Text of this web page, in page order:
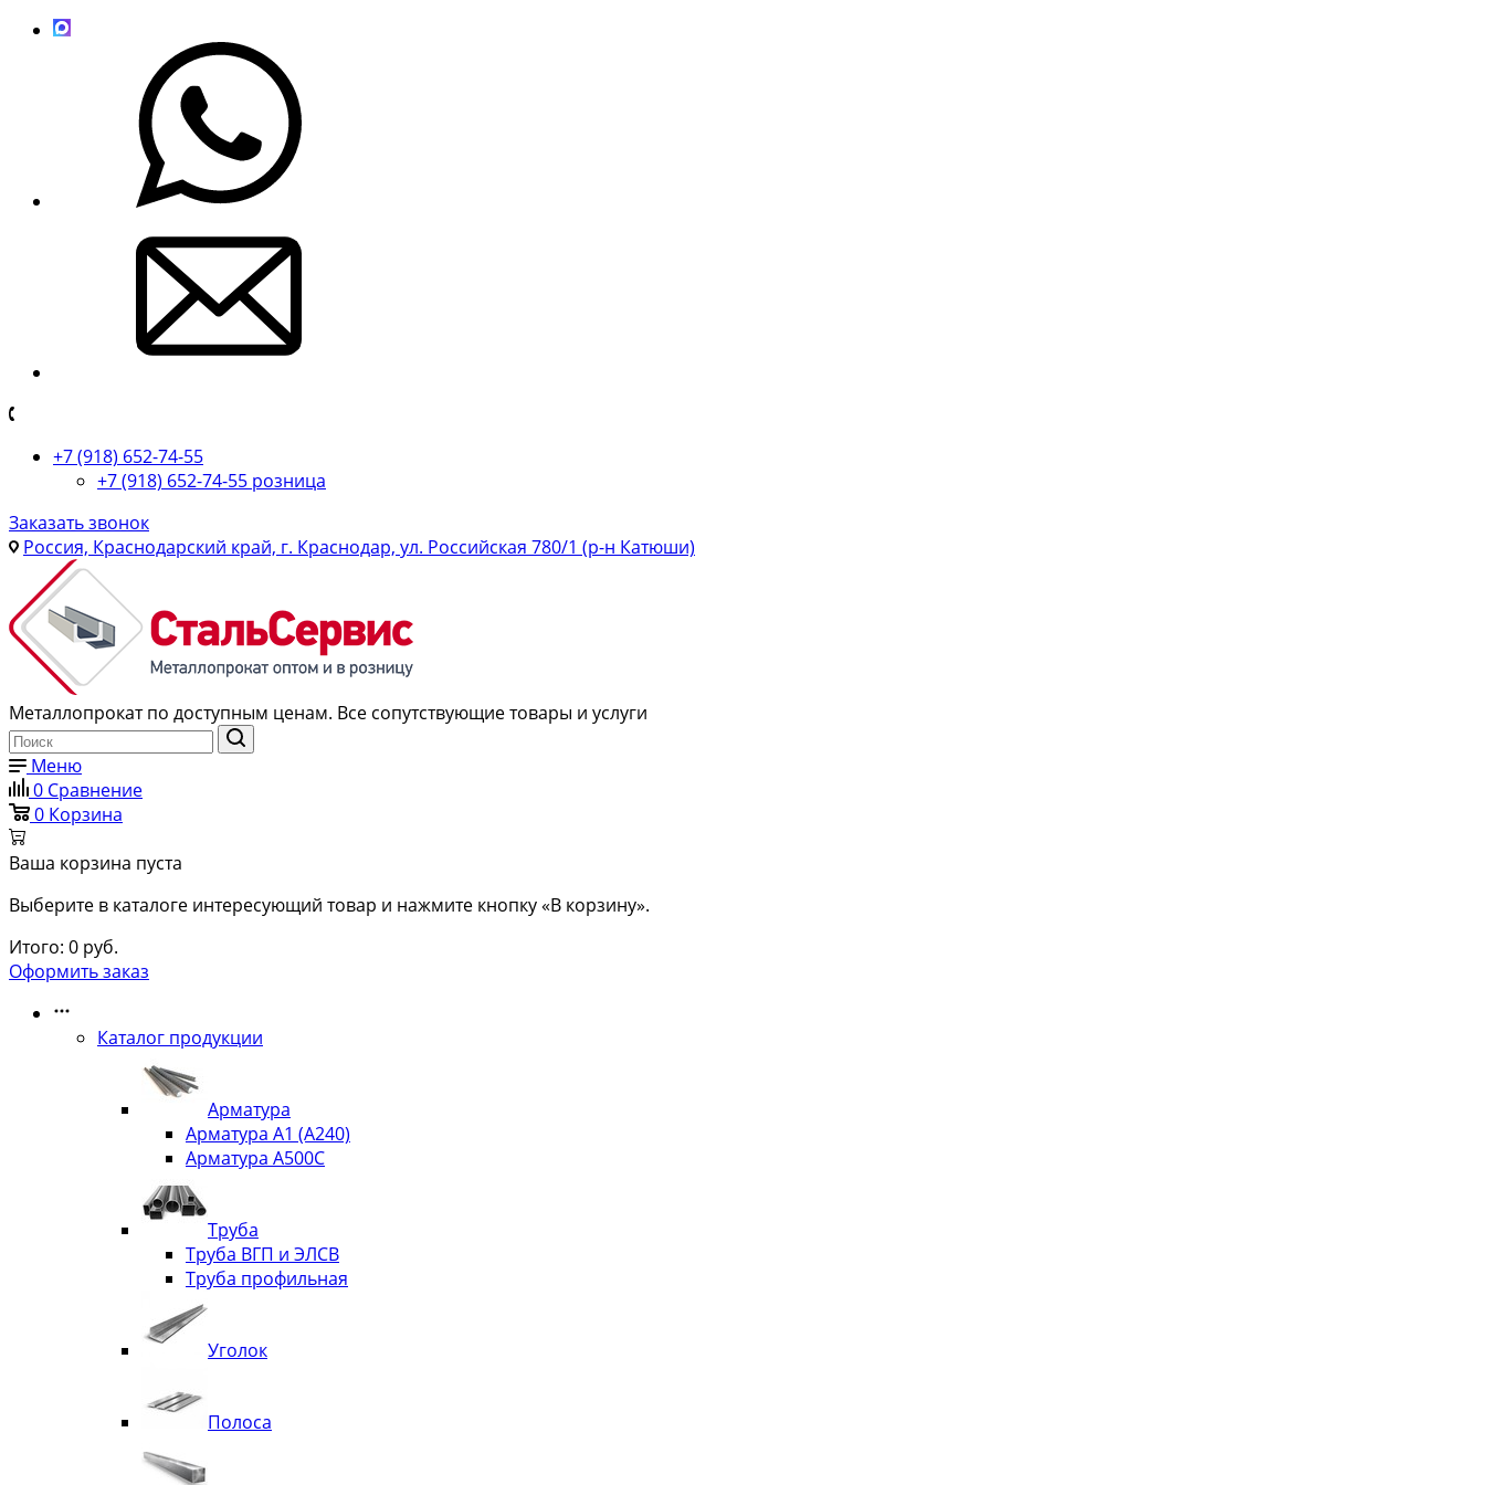
+7 (918) 652-74-55
+7 (918) 652-74-55 розница
Заказать звонок
Россия, Краснодарский край, г. Краснодар, ул. Российская 780/1 (р-н Катюши)
Металлопрокат по доступным ценам. Все сопутствующие товары и услуги
Меню
0 Сравнение
0 Корзина
Ваша корзина пуста
Выберите в каталоге интересующий товар и нажмите кнопку «В корзину».
Итого: 0 руб.
Оформить заказ
Каталог продукции
Арматура
Арматура А1 (А240)
Арматура А500С
Труба
Труба ВГП и ЭЛСВ
Труба профильная
Уголок
Полоса